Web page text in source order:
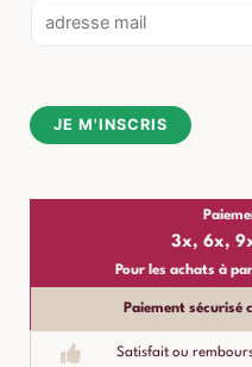
m
l
JE M'INSCRIS
3x, 6x,
Pour les achats à
Paiement sécurisé
Satisfait ou